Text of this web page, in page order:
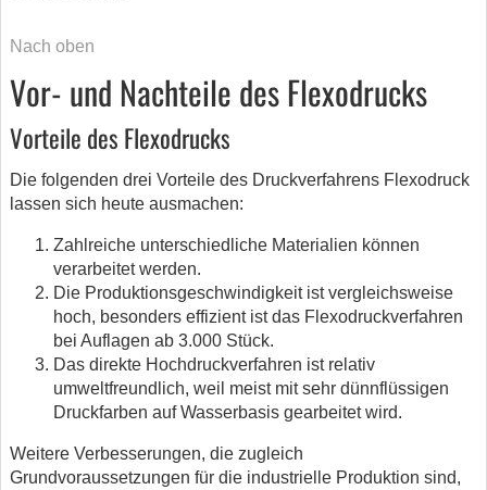
Nach oben
Vor- und Nachteile des Flexodrucks
Vorteile des Flexodrucks
Die folgenden drei Vorteile des Druckverfahrens Flexodruck
lassen sich heute ausmachen:
Zahlreiche unterschiedliche Materialien können
verarbeitet werden.
Die Produktionsgeschwindigkeit ist vergleichsweise
hoch, besonders effizient ist das Flexodruckverfahren
bei Auflagen ab 3.000 Stück.
Das direkte Hochdruckverfahren ist relativ
umweltfreundlich, weil meist mit sehr dünnflüssigen
Druckfarben auf Wasserbasis gearbeitet wird.
Weitere Verbesserungen, die zugleich
Grundvoraussetzungen für die industrielle Produktion sind,